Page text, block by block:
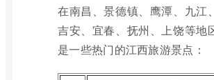
在南昌、景德镇、鹰潭、九江
吉安、宜春、抚州、上饶等地
是一些热门的江西旅游景点：